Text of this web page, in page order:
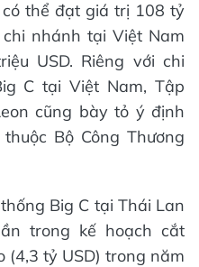
thể đạt giá trị 108 tỷ
nhánh tại Việt Nam
USD. Riêng với chi
C tại Việt Nam, Tập
cũng bày tỏ ý định
Bộ Công Thương
Big C tại Thái Lan
trong kế hoạch cắt
(4,3 tỷ USD) trong năm